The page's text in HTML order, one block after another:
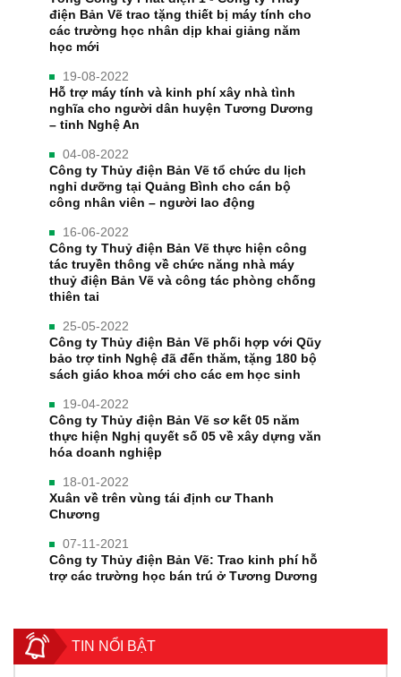
điện Bản Vẽ trao tặng thiết bị máy tính cho
các trường học nhân dịp khai giảng năm
học mới
19-08-2022
Hỗ trợ máy tính và kinh phí xây nhà tình
nghĩa cho người dân huyện Tương Dương
– tỉnh Nghệ An
04-08-2022
Công ty Thủy điện Bản Vẽ tổ chức du lịch
nghỉ dưỡng tại Quảng Bình cho cán bộ
công nhân viên – người lao động
16-06-2022
Công ty Thuỷ điện Bản Vẽ thực hiện công
tác truyền thông về chức năng nhà máy
thuỷ điện Bản Vẽ và công tác phòng chống
thiên tai
25-05-2022
Công ty Thủy điện Bản Vẽ phối hợp với Qũy
bảo trợ tỉnh Nghệ đã đến thăm, tặng 180 bộ
sách giáo khoa mới cho các em học sinh
19-04-2022
Công ty Thủy điện Bản Vẽ sơ kết 05 năm
thực hiện Nghị quyết số 05 về xây dựng văn
hóa doanh nghiệp
18-01-2022
Xuân về trên vùng tái định cư Thanh
Chương
07-11-2021
Công ty Thủy điện Bản Vẽ: Trao kinh phí hỗ
trợ các trường học bán trú ở Tương Dương
TIN NỔI BẬT